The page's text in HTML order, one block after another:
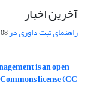
آخرین اخبار
راهنمای ثبت داوری در Publons
is an open
license (CC